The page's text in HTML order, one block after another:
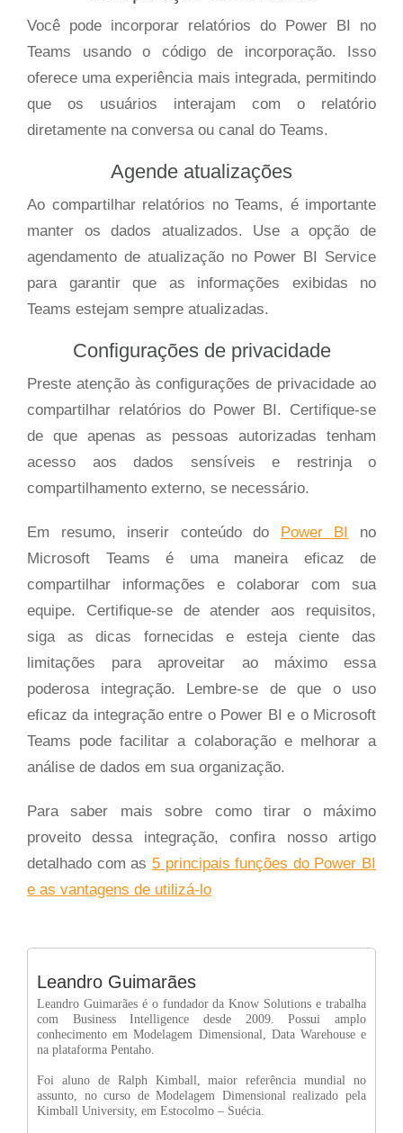
Você pode incorporar relatórios do Power BI no
Teams usando o código de incorporação. Isso
oferece uma experiência mais integrada, permitindo
que os usuários interajam com o relatório
diretamente na conversa ou canal do Teams.
Agende atualizações
Ao compartilhar relatórios no Teams, é importante
manter os dados atualizados. Use a opção de
agendamento de atualização no Power BI Service
para garantir que as informações exibidas no
Teams estejam sempre atualizadas.
Configurações de privacidade
Preste atenção às configurações de privacidade ao
compartilhar relatórios do Power BI. Certifique-se
de que apenas as pessoas autorizadas tenham
acesso aos dados sensíveis e restrinja o
compartilhamento externo, se necessário.
Em resumo, inserir conteúdo do Power BI no
Microsoft Teams é uma maneira eficaz de
compartilhar informações e colaborar com sua
equipe. Certifique-se de atender aos requisitos,
siga as dicas fornecidas e esteja ciente das
limitações para aproveitar ao máximo essa
poderosa integração. Lembre-se de que o uso
eficaz da integração entre o Power BI e o Microsoft
Teams pode facilitar a colaboração e melhorar a
análise de dados em sua organização.
Para saber mais sobre como tirar o máximo
proveito dessa integração, confira nosso artigo
detalhado com as 5 principais funções do Power BI
e as vantagens de utilizá-lo
Leandro Guimarães
Leandro Guimarães é o fundador da Know Solutions e trabalha
com Business Intelligence desde 2009. Possui amplo
conhecimento em Modelagem Dimensional, Data Warehouse e
na plataforma Pentaho.
Foi aluno de Ralph Kimball, maior referência mundial no
assunto, no curso de Modelagem Dimensional realizado pela
Kimball University, em Estocolmo – Suécia.